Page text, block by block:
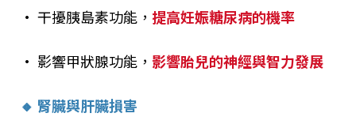
• 干擾胰島素功能， 提高妊娠糖尿病的機率
• 影響甲狀腺功能， 影響胎兒的神經與智力發展
🔸 腎臟與肝臟損害